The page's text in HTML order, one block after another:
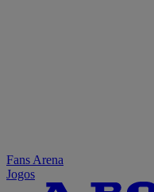
Fans Arena
Jogos